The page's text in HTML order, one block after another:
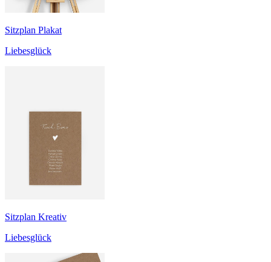
Sitzplan Plakat
Liebesglück
Sitzplan Kreativ
Liebesglück